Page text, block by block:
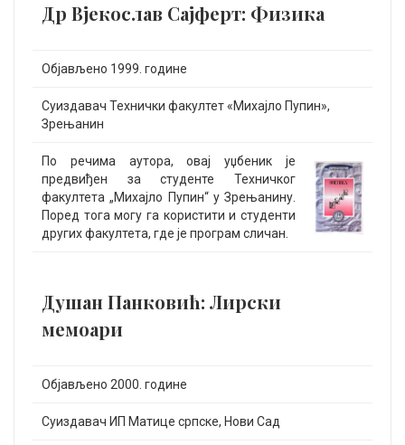
Др Вјекослав Сајферт: Физика
Објављено 1999. године
Суиздавач Технички факултет «Михајло Пупин»,
Зрењанин
По речима аутора, овај уџбеник је
предвиђен за студенте Техничког
факултета „Михајло Пупин“ у Зрењанину.
Поред тога могу га користити и студенти
других факултета, где је програм сличан.
Душан Панковић: Лирски
мемоари
Објављено 2000. године
Суиздавач ИП Матице српске, Нови Сад